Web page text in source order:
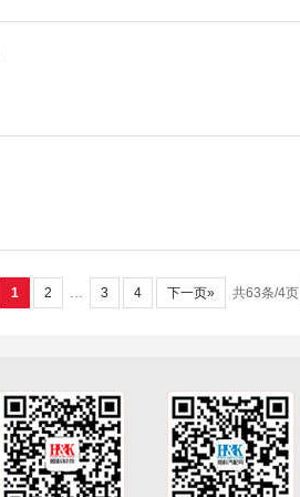
1 2 … 3 4 下一页» 共63条/4页